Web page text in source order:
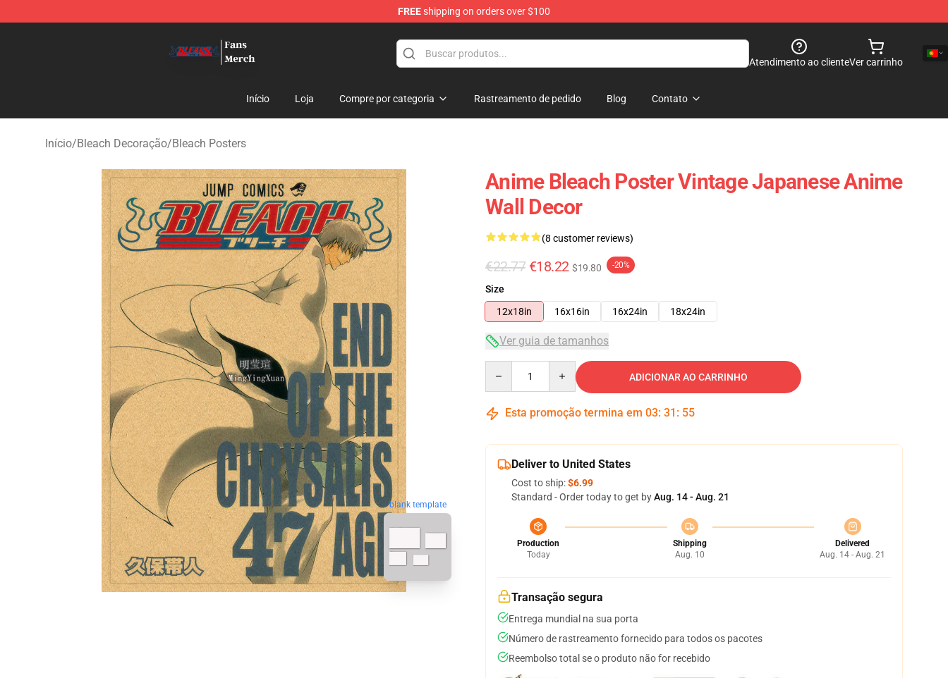
FREEshipping on orders over $100
Atendimento ao clienteVer carrinho
Início Loja Compre por categoria Rastreamento de pedido Blog Contato
Início/Bleach Decoração/Bleach Posters
blank template
Anime Bleach Poster Vintage Japanese Anime
Wall Decor
(8 customer reviews)
€22.77 €18.22 $19.80 -20%
Size
12x18in
16x16in 16x24in 18x24in
Ver guia de tamanhos
ADICIONAR AO CARRINHO
Esta promoção termina em 03: 31 : 54
Deliver to United States
Cost to ship:$6.99
Standard - Order today to get byAug. 14 - Aug. 21
Production
Today
Shipping
Aug. 10
Delivered
Aug. 14 - Aug. 21
Transação segura
Entrega mundial na sua porta
Número de rastreamento fornecido para todos os pacotes
Reembolso total se o produto não for recebido